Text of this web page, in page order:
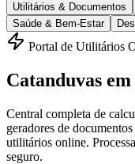
Utilitários & Documentos
Saúde & Bem-Estar
Portal de Utilitários
Catanduvas em
Central completa de
geradores de
utilitários online.
seguro.